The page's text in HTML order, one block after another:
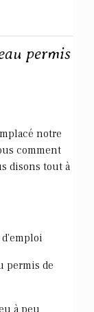
permis
notre
comment
disons tout à
permis de